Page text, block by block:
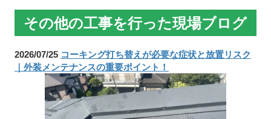
その他の工事を行った現場ブログ
2026/07/25 コーキング打ち替えが必要な症状と放置リスク
｜外装メンテナンスの重要ポイント！